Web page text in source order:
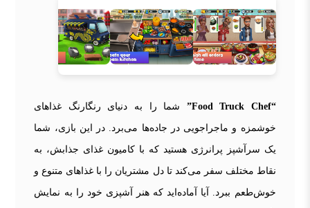
“Food Truck Chef” شما را به دنیای رنگارنگ غذاهای
خوشمزه و ماجراجویی در جاده‌ها می‌برد. در این بازی، شما
یک سرآشپز پرانرژی هستید که با کامیون غذای جذابش، به
نقاط مختلف سفر می‌کند تا دل مشتریان را با غذاهای متنوع و
خوش‌طعم ببرد. آیا آماده‌اید که هنر آشپزی خود را به نمایش